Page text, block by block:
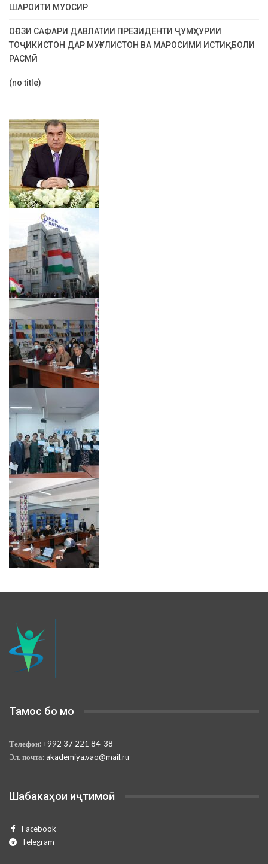
ШАРОИТИ МУОСИР
ОҒОЗИ САФАРИ ДАВЛАТИИ ПРЕЗИДЕНТИ ҶУМҲУРИИ
ТОҶИКИСТОН ДАР МУҒУЛИСТОН ВА МАРОСИМИ ИСТИҚБОЛИ
РАСМӢ
(no title)
Тамос бо мо
Телефон:+992 37 221 84-38
Эл. почта: akademiya.vao@mail.ru
Шабакаҳои иҷтимоӣ
Facebook
Telegram